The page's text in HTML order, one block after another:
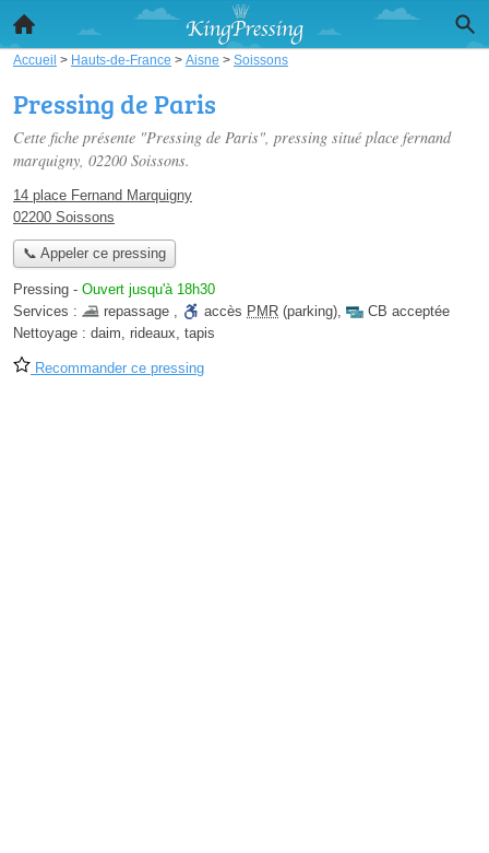
Accueil > Hauts-de-France > Aisne > Soissons
Pressing de Paris
Cette fiche présente "Pressing de Paris", pressing situé place fernand
marquigny, 02200 Soissons.
14 place Fernand Marquigny
02200 Soissons
📞 Appeler ce pressing
Pressing - Ouvert jusqu'à 18h30
Services :
repassage , accès PMR (parking),
CB acceptée
Nettoyage : daim, rideaux, tapis
Recommander ce pressing